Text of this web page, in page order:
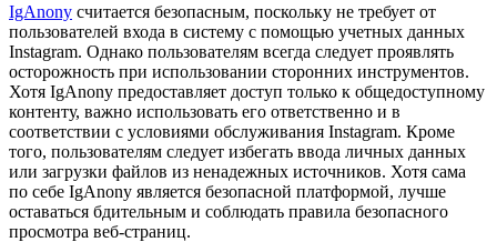
IgAnony считается безопасным, поскольку не требует от
пользователей входа в систему с помощью учетных данных
Instagram. Однако пользователям всегда следует проявлять
осторожность при использовании сторонних инструментов.
Хотя IgAnony предоставляет доступ только к общедоступному
контенту, важно использовать его ответственно и в
соответствии с условиями обслуживания Instagram. Кроме
того, пользователям следует избегать ввода личных данных
или загрузки файлов из ненадежных источников. Хотя сама
по себе IgAnony является безопасной платформой, лучше
оставаться бдительным и соблюдать правила безопасного
просмотра веб-страниц.